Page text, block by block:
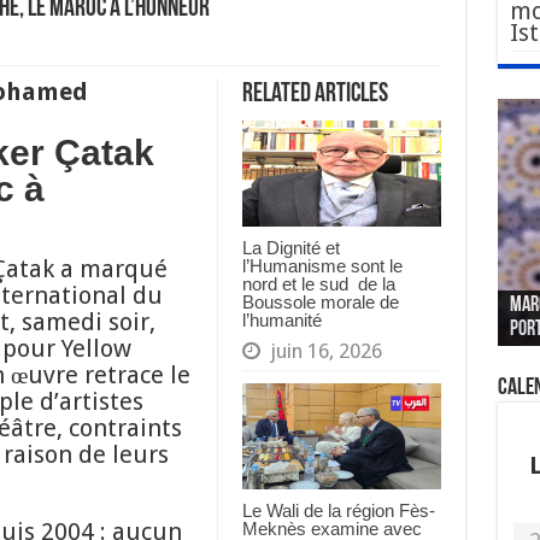
le Maroc à l’honneur
Related Articles
La Dignité et
l’Humanisme sont le
nord et le sud de la
Boussole morale de
l’humanité
juin 16, 2026
Le Wali de la région Fès-
Meknès examine avec
Çatak
à
a marqué
du
samedi soir,
Yellow
œuvre retrace le
d’artistes
contraints
de leurs
2004 : aucun
Le
des
«
L